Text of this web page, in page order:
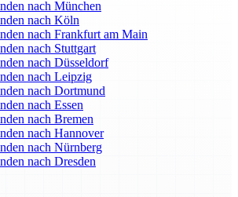
nach München
nach Köln
nach Frankfurt am Main
nach Stuttgart
nach Düsseldorf
nach Leipzig
nach Dortmund
nach Essen
nach Bremen
nach Hannover
nach Nürnberg
nach Dresden